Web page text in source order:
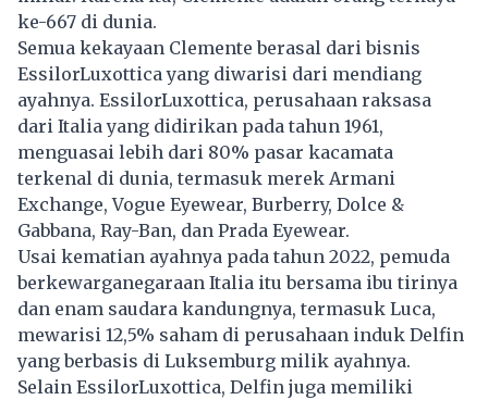
ke-667 di dunia.
Semua kekayaan Clemente berasal dari bisnis
EssilorLuxottica yang diwarisi dari mendiang
ayahnya. EssilorLuxottica, perusahaan raksasa
dari Italia yang didirikan pada tahun 1961,
menguasai lebih dari 80% pasar kacamata
terkenal di dunia, termasuk merek Armani
Exchange, Vogue Eyewear, Burberry, Dolce &
Gabbana, Ray-Ban, dan Prada Eyewear.
Usai kematian ayahnya pada tahun 2022, pemuda
berkewarganegaraan Italia itu bersama ibu tirinya
dan enam saudara kandungnya, termasuk Luca,
mewarisi 12,5% saham di perusahaan induk Delfin
yang berbasis di Luksemburg milik ayahnya.
Selain EssilorLuxottica, Delfin juga memiliki